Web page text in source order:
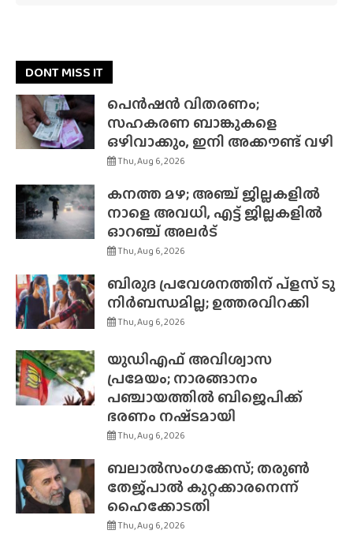
DONT MISS IT
പെൻഷൻ വിതരണം;
സഹകരണ ബാങ്കുകളെ
ഒഴിവാക്കും, ഇനി അക്കൗണ്ട് വഴി
Thu, Aug 6, 2026
കനത്ത മഴ; അഞ്ച് ജില്ലകളിൽ
നാളെ അവധി, എട്ട് ജില്ലകളിൽ
ഓറഞ്ച് അലർട്
Thu, Aug 6, 2026
ബിരുദ പ്രവേശനത്തിന് പ്ളസ് ടു
നിർബന്ധമില്ല; ഉത്തരവിറക്കി
Thu, Aug 6, 2026
യുഡിഎഫ് അവിശ്വാസ
പ്രമേയം; നാരങ്ങാനം
പഞ്ചായത്തിൽ ബിജെപിക്ക്
ഭരണം നഷ്‌ടമായി
Thu, Aug 6, 2026
ബലാൽസംഗക്കേസ്; തരുൺ
തേജ്‌പാൽ കുറ്റക്കാരനെന്ന്
ഹൈക്കോടതി
Thu, Aug 6, 2026